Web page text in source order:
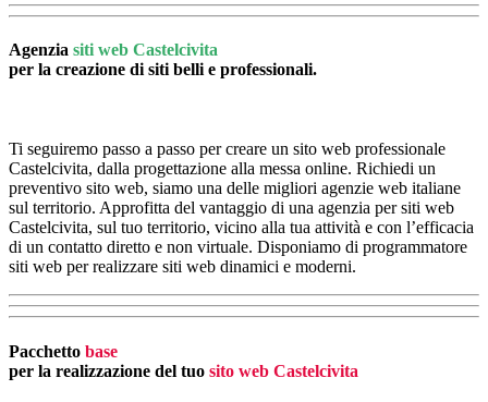
Agenzia siti web Castelcivita
per la creazione di siti belli e professionali.
Ti seguiremo passo a passo per creare un sito web professionale
Castelcivita, dalla progettazione alla messa online. Richiedi un
preventivo sito web, siamo una delle migliori agenzie web italiane
sul territorio. Approfitta del vantaggio di una agenzia per siti web
Castelcivita, sul tuo territorio, vicino alla tua attività e con l’efficacia
di un contatto diretto e non virtuale. Disponiamo di programmatore
siti web per realizzare siti web dinamici e moderni.
Pacchetto base
per la realizzazione del tuo sito web Castelcivita